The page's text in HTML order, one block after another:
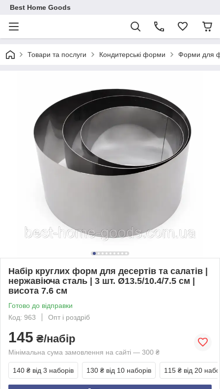
Best Home Goods
Товари та послуги Кондитерські форми Форми для
Набір круглих форм для десертів та салатів |
нержавіюча сталь | 3 шт. Ø13.5/10.4/7.5 см |
висота 7.6 см
Готово до відправки
Код: 963
Опт і роздріб
145 ₴/набір
Мінімальна сума замовлення на сайті — 300 ₴
140 ₴ від 3 наборів 130 ₴ від 10 наборів 115 ₴ від 20